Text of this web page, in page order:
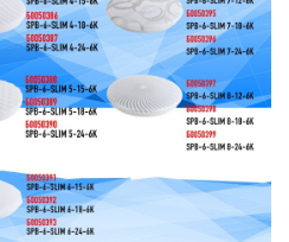
ИСТОЧНИКИ СВЕТА
КАБЕЛЕНЕСУЩИЕ СИСТЕМЫ
КЛЕЙКИЕ ЛЕНТЫ